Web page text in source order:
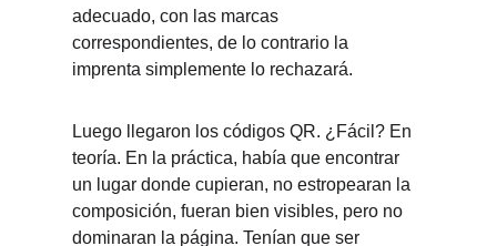
adecuado, con las marcas
correspondientes, de lo contrario la
imprenta simplemente lo rechazará.
Luego llegaron los códigos QR. ¿Fácil? En
teoría. En la práctica, había que encontrar
un lugar donde cupieran, no estropearan la
composición, fueran bien visibles, pero no
dominaran la página. Tenían que ser